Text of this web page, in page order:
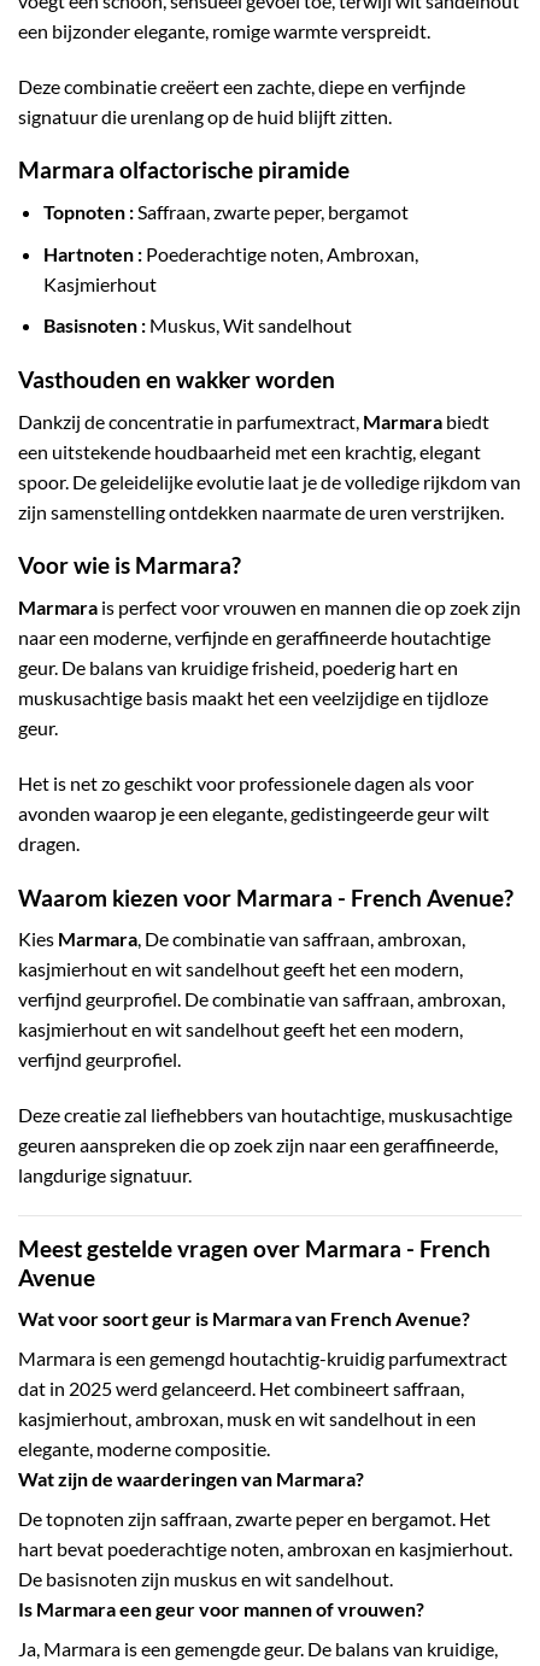
een bijzonder elegante, romige warmte verspreidt.
Deze combinatie creëert een zachte, diepe en verfijnde
signatuur die urenlang op de huid blijft zitten.
Marmara olfactorische piramide
Topnoten :Saffraan, zwarte peper, bergamot
Hartnoten :Poederachtige noten, Ambroxan,
Kasjmierhout
Basisnoten :Muskus, Wit sandelhout
Vasthouden en wakker worden
Dankzij de concentratie in parfumextract, Marmara biedt
een uitstekende houdbaarheid met een krachtig, elegant
spoor. De geleidelijke evolutie laat je de volledige rijkdom van
zijn samenstelling ontdekken naarmate de uren verstrijken.
Voor wie is Marmara?
Marmara is perfect voor vrouwen en mannen die op zoek zijn
naar een moderne, verfijnde en geraffineerde houtachtige
geur. De balans van kruidige frisheid, poederig hart en
muskusachtige basis maakt het een veelzijdige en tijdloze
geur.
Het is net zo geschikt voor professionele dagen als voor
avonden waarop je een elegante, gedistingeerde geur wilt
dragen.
Waarom kiezen voor Marmara - French Avenue?
Kies Marmara, De combinatie van saffraan, ambroxan,
kasjmierhout en wit sandelhout geeft het een modern,
verfijnd geurprofiel. De combinatie van saffraan, ambroxan,
kasjmierhout en wit sandelhout geeft het een modern,
verfijnd geurprofiel.
Deze creatie zal liefhebbers van houtachtige, muskusachtige
geuren aanspreken die op zoek zijn naar een geraffineerde,
langdurige signatuur.
Meest gestelde vragen over Marmara - French
Avenue
Wat voor soort geur is Marmara van French Avenue?
Marmara is een gemengd houtachtig-kruidig parfumextract
dat in 2025 werd gelanceerd. Het combineert saffraan,
kasjmierhout, ambroxan, musk en wit sandelhout in een
elegante, moderne compositie.
Wat zijn de waarderingen van Marmara?
De topnoten zijn saffraan, zwarte peper en bergamot. Het
hart bevat poederachtige noten, ambroxan en kasjmierhout.
De basisnoten zijn muskus en wit sandelhout.
Is Marmara een geur voor mannen of vrouwen?
Ja, Marmara is een gemengde geur. De balans van kruidige,